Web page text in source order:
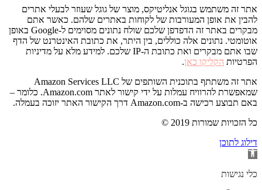
אתר זה משתמש בגוגל אנליטיקס, מוצר של גוגל שעוזר לבעלי אתרים
להבין את אופן המעורבות של לקוחות באתרים שלהם. כאשר אתם
מבקרים באתר זה הדפדפן שלכם שולח נתונים מסוימים ל-Google באופן
אוטומטי. נתונים אלה כוללים, בין היתר, את כתובת האינטרנט של הדף
שבו אתם מבקרים ואת כתובת ה-IP שלכם. למידע מלא על מדיניות
הפרטיות הקליקו כאן.
אתר זה משתתף בתוכנית השותפים של Amazon Services LLC
שמאפשרת להרוויח עמלות על ידי קישור לאתר Amazon.com. כלומר –
באם תבוצע רכישה ב-Amazon.com דרך הקישור האתר יזוכה בעמלה.
© 2019 כל הזכויות שמורות
דילוג לתוכן
פתח
נגישות
כלי נגישות